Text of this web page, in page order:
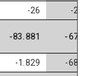
-26
-26
-83.881 -676
-1.829
-681